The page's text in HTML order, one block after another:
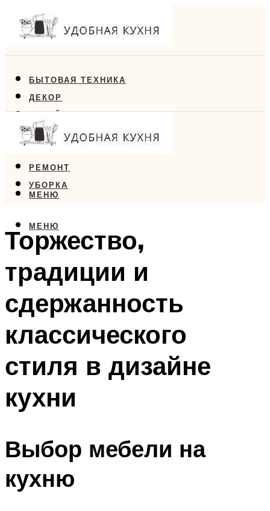
БЫТОВАЯ ТЕХНИКА
ДЕКОР
ДИЗАЙН
ЕДА
РЕМОНТ
УБОРКА
МЕНЮ
МЕНЮ
Торжество,
традиции и
сдержанность
классического
стиля в дизайне
кухни
Выбор мебели на
кухню